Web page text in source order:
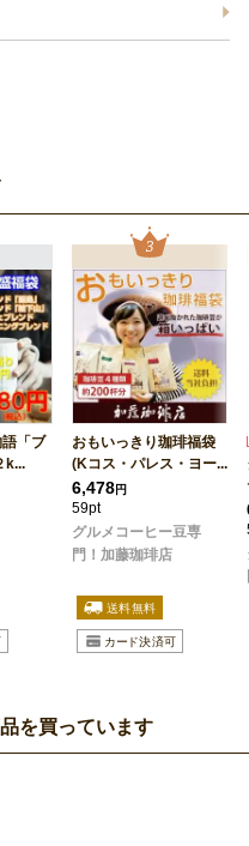
「ブ
k...
おもいっきり珈琲福袋
(Kコス・パレス・ヨー...
6,478円
59pt
グルメコーヒー豆専
門！加藤珈琲店
を買っています